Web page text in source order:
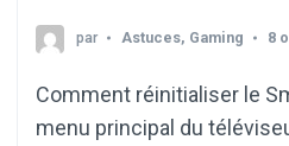
par Astuces, Gaming 8
Comment réinitialiser le
menu principal du